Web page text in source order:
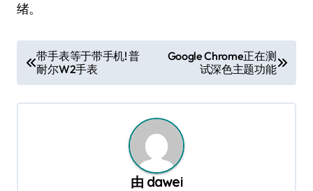
绪。
章
导
带手表等于带手机! 普
耐尔W2手表
Google Chrome正在测
试深色主题功能
由 dawei